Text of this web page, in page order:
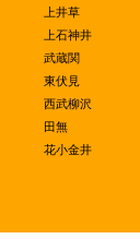
上井草
上石神井
武蔵関
東伏見
西武柳沢
田無
花小金井